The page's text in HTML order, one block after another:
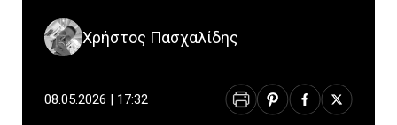
Χρήστος Πασχαλίδης
08.05.2026 | 17:32